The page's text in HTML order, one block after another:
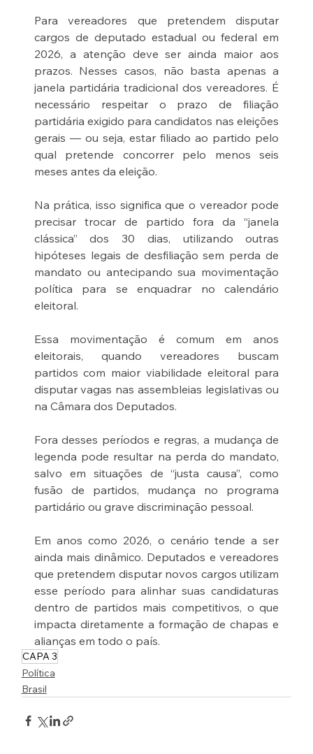
Para vereadores que pretendem disputar
cargos de deputado estadual ou federal em
2026, a atenção deve ser ainda maior aos
prazos. Nesses casos, não basta apenas a
janela partidária tradicional dos vereadores. É
necessário respeitar o prazo de filiação
partidária exigido para candidatos nas eleições
gerais — ou seja, estar filiado ao partido pelo
qual pretende concorrer pelo menos seis
meses antes da eleição.
Na prática, isso significa que o vereador pode
precisar trocar de partido fora da “janela
clássica” dos 30 dias, utilizando outras
hipóteses legais de desfiliação sem perda de
mandato ou antecipando sua movimentação
política para se enquadrar no calendário
eleitoral.
Essa movimentação é comum em anos
eleitorais, quando vereadores buscam
partidos com maior viabilidade eleitoral para
disputar vagas nas assembleias legislativas ou
na Câmara dos Deputados.
Fora desses períodos e regras, a mudança de
legenda pode resultar na perda do mandato,
salvo em situações de “justa causa”, como
fusão de partidos, mudança no programa
partidário ou grave discriminação pessoal.
Em anos como 2026, o cenário tende a ser
ainda mais dinâmico. Deputados e vereadores
que pretendem disputar novos cargos utilizam
esse período para alinhar suas candidaturas
dentro de partidos mais competitivos, o que
impacta diretamente a formação de chapas e
alianças em todo o país.
CAPA 3
Política
Brasil